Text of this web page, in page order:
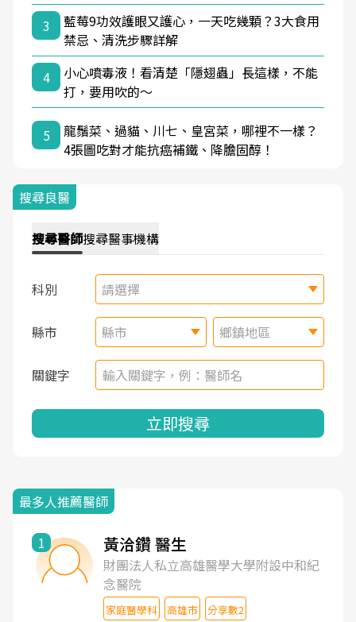
3
藍莓9功效護眼又護心，一天吃幾顆？3大食用
禁忌、清洗步驟詳解
4
小心噴毒液！看清楚「隱翅蟲」長這樣，不能
打，要用吹的～
5
龍鬚菜、過貓、川七、皇宮菜，哪裡不一樣？
4張圖吃對才能抗癌補鐵、降膽固醇！
搜尋良醫
搜尋醫師搜尋醫事機構
科別 請選擇
縣市 縣市 鄉鎮地區
關鍵字
立即搜尋
最多人推薦醫師
1 黃洽鑽 醫生
財團法人私立高雄醫學大學附設中和紀
念醫院
家庭醫學科 高雄市 分享數2